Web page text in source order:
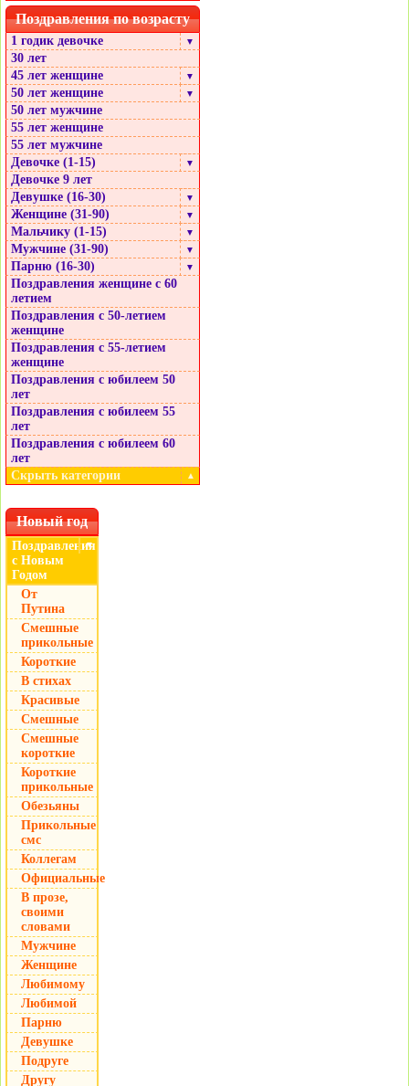
Поздравления по возрасту
1 годик девочке ▼
30 лет
45 лет женщине
▼
50 лет женщине ▼
50 лет мужчине
55 лет женщине
55 лет мужчине
Девочке (1-15)
▼
Девочке 9 лет
Девушке (16-30)
▼
Женщине (31-90) ▼
Мальчику (1-15) ▼
Мужчине (31-90) ▼
Парню (16-30) ▼
Поздравления женщине с 60
летием
Поздравления с 50-летием
женщине
Поздравления с 55-летием
женщине
Поздравления с юбилеем 50
лет
Поздравления с юбилеем 55
лет
Поздравления с юбилеем 60
лет
Скрыть категории
▲
Новый год
Поздравления
с Новым
Годом
▼
От
Путина
Смешные
прикольные
Короткие
В стихах
Красивые
Смешные
Смешные
короткие
Короткие
прикольные
Обезьяны
Прикольные
смс
Коллегам
Официальные
В прозе,
своими
словами
Мужчине
Женщине
Любимому
Любимой
Парню
Девушке
Подруге
Другу